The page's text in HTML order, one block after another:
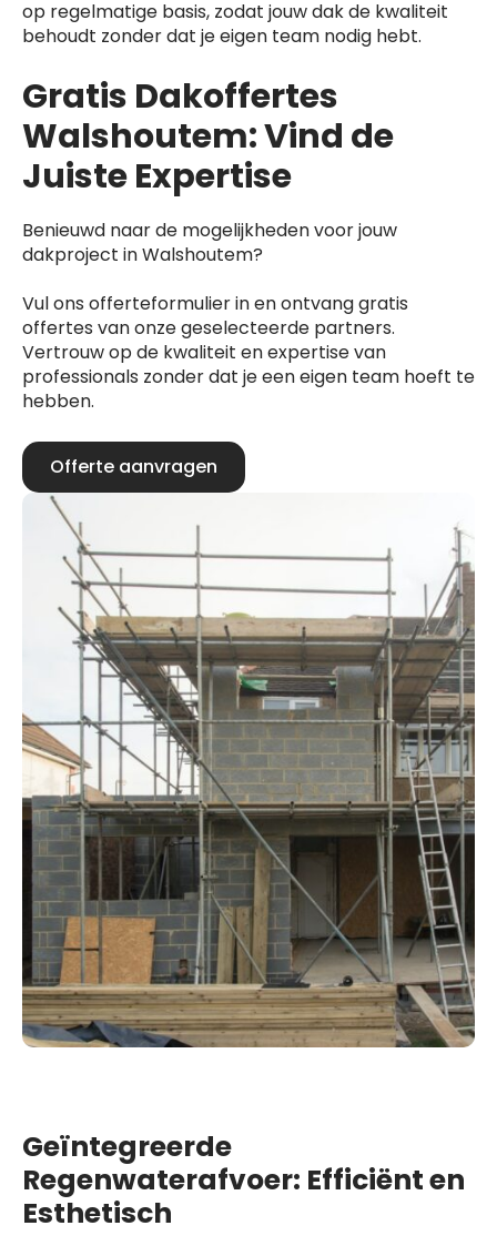
op regelmatige basis, zodat jouw dak de kwaliteit
behoudt zonder dat je eigen team nodig hebt.
Gratis Dakoffertes
Walshoutem: Vind de
Juiste Expertise
Benieuwd naar de mogelijkheden voor jouw
dakproject in Walshoutem?
Vul ons offerteformulier in en ontvang gratis
offertes van onze geselecteerde partners.
Vertrouw op de kwaliteit en expertise van
professionals zonder dat je een eigen team hoeft te
hebben.
Offerte aanvragen
Geïntegreerde
Regenwaterafvoer: Efficiënt en
Esthetisch